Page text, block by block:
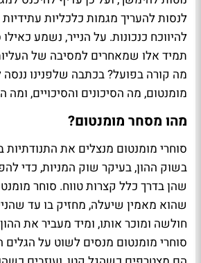
לנסות להעריך מגמות כלכליות
להיווכח כנכונות. על הנייר, נשמע
תמיד אלו שמאחרים למסיבה של
מה קורה בפועל? בכתבה שלפנינו ננסה
מומנטום, מה הסיכונים והסיכויים, ומה
מהו מסחר מומנטום?
סוחרי מומנטום מנצלים את התנודתיות
בשוק ההון, בעיקר שוק המניות, כדי
שהן בדרך כלל קצרות טווח. סוחר
שהוא מאמין שיעלה, מחזיק בו עד
חולשה ומוכר אותו, ומיד מעביר את
סוחרי מומנטום מנסים לשוט על הגלים